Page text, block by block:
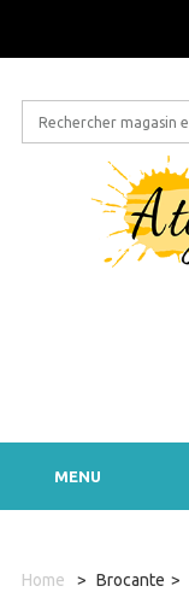
MENU
Home > Brocante >